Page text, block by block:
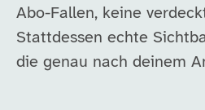
Abo-Fallen, keine
Stattdessen echte
die genau nach deinem